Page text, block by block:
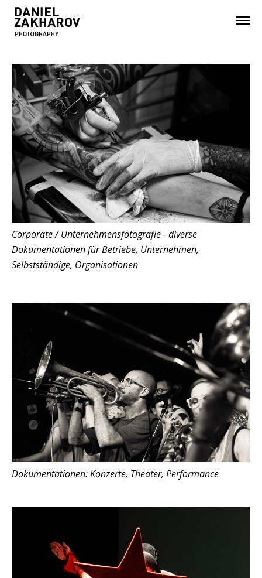
Corporate / Unternehmensfotografie - diverse
Dokumentationen für Betriebe, Unternehmen,
Selbstständige, Organisationen
Dokumentationen: Konzerte, Theater, Performance